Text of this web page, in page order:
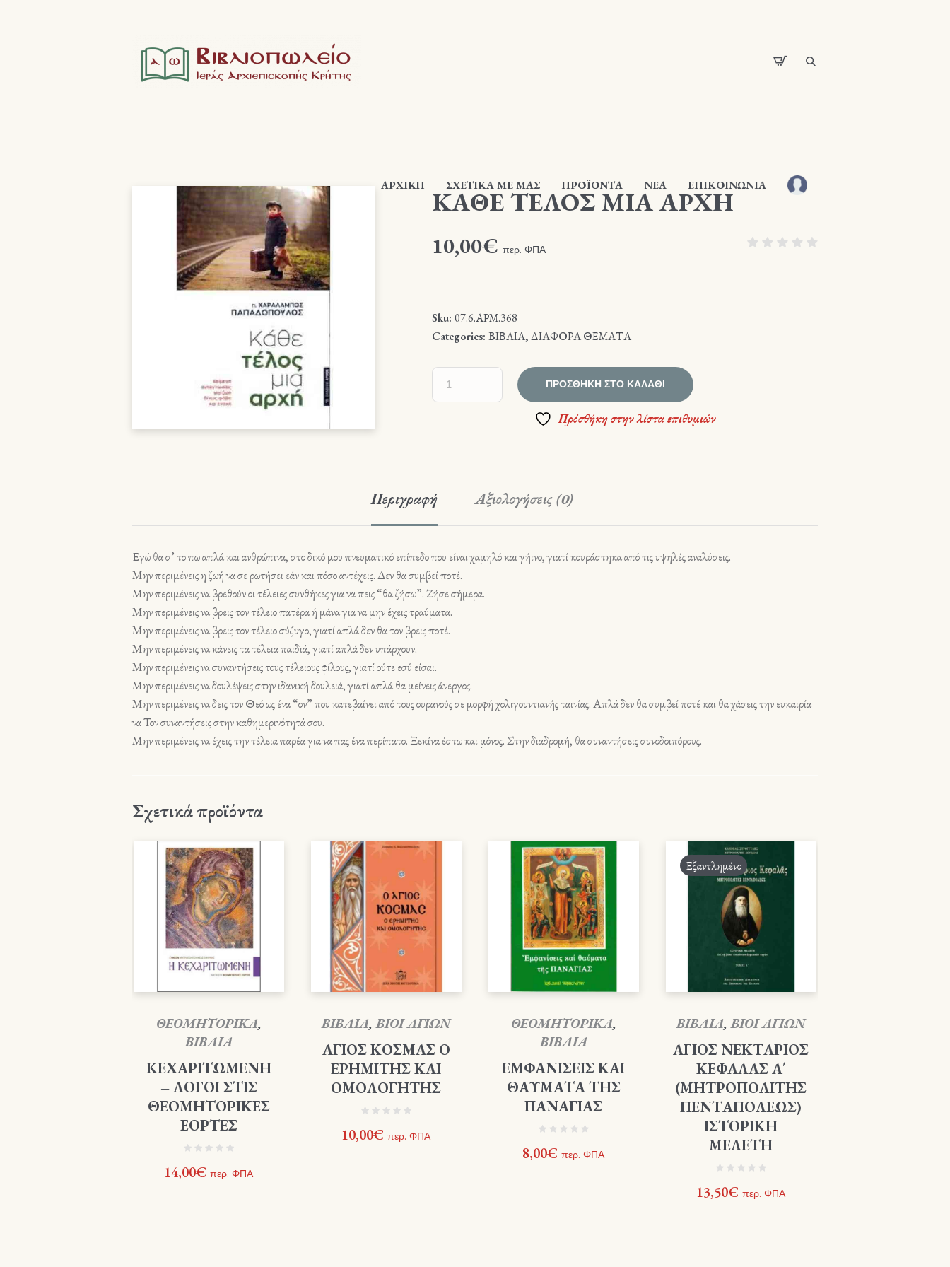
ΑΡΧΙΚΉ ΣΧΕΤΙΚΆ ΜΕ ΜΑΣ ΠΡΟΪΟΝΤΑ ΝΕΑ ΕΠΙΚΟΙΝΩΝΙΑ
ΚΑΘΕ ΤΕΛΟΣ ΜΙΑ ΑΡΧΗ
10,00€ περ. ΦΠΑ
Sku:07.6.ΑΡΜ.368
Categories:ΒΙΒΛΙΑ,ΔΙΑΦΟΡΑ ΘΕΜΑΤΑ
ΠΡΟΣΘΉΚΗ ΣΤΟ ΚΑΛΆΘΙ
Πρόσθήκη στην λίστα επιθυμιών
Περιγραφή Αξιολογήσεις (0)
Εγώ θα σ’ το πω απλά και ανθρώπινα, στο δικό μου πνευματικό επίπεδο που είναι χαμηλό και γήινο, γιατί κουράστηκα από τις υψηλές αναλύσεις.
Μην περιμένεις η ζωή να σε ρωτήσει εάν και πόσο αντέχεις. Δεν θα συμβεί ποτέ.
Μην περιμένεις να βρεθούν οι τέλειες συνθήκες για να πεις “θα ζήσω”. Ζήσε σήμερα.
Μην περιμένεις να βρεις τον τέλειο πατέρα ή μάνα για να μην έχεις τραύματα.
Μην περιμένεις να βρεις τον τέλειο σύζυγο, γιατί απλά δεν θα τον βρεις ποτέ.
Μην περιμένεις να κάνεις τα τέλεια παιδιά, γιατί απλά δεν υπάρχουν.
Μην περιμένεις να συναντήσεις τους τέλειους φίλους, γιατί ούτε εσύ είσαι.
Μην περιμένεις να δουλέψεις στην ιδανική δουλειά, γιατί απλά θα μείνεις άνεργος.
Μην περιμένεις να δεις τον Θεό ως ένα “ον” που κατεβαίνει από τους ουρανούς σε μορφή χολιγουντιανής ταινίας. Απλά δεν θα συμβεί ποτέ και θα χάσεις την ευκαιρία
να Τον συναντήσεις στην καθημερινότητά σου.
Μην περιμένεις να έχεις την τέλεια παρέα για να πας ένα περίπατο. Ξεκίνα έστω και μόνος. Στην διαδρομή, θα συναντήσεις συνοδοιπόρους.
Σχετικά προϊόντα
ΘΕΟΜΗΤΟΡΙΚΑ,
ΒΙΒΛΙΑ
ΚΕΧΑΡΙΤΩΜΕΝΗ
– ΛΟΓΟΙ ΣΤΙΣ
ΘΕΟΜΗΤΟΡΙΚΕΣ
ΕΟΡΤΕΣ
14,00€ περ. ΦΠΑ
ΒΙΒΛΙΑ,ΒΙΟΙ ΑΓΙΩΝ
ΑΓΙΟΣ ΚΟΣΜΑΣ Ο
ΕΡΗΜΙΤΗΣ ΚΑΙ
ΟΜΟΛΟΓΗΤΗΣ
10,00€ περ. ΦΠΑ
ΘΕΟΜΗΤΟΡΙΚΑ,
ΒΙΒΛΙΑ
ΕΜΦΑΝΙΣΕΙΣ ΚΑΙ
ΘΑΥΜΑΤΑ ΤΗΣ
ΠΑΝΑΓΙΑΣ
8,00€ περ. ΦΠΑ
Εξαντλημένο
ΒΙΒΛΙΑ,ΒΙΟΙ ΑΓΙΩΝ
ΑΓΙΟΣ ΝΕΚΤΑΡΙΟΣ
ΚΕΦΑΛΑΣ Α΄
(ΜΗΤΡΟΠΟΛΙΤΗΣ
ΠΕΝΤΑΠΟΛΕΩΣ)
ΙΣΤΟΡΙΚΗ
ΜΕΛΕΤΗ
13,50€ περ. ΦΠΑ